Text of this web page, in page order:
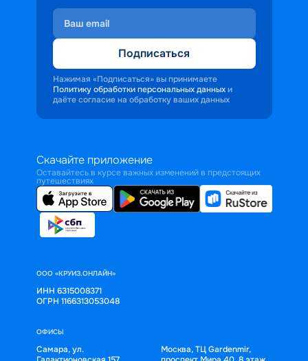
Подписаться
Нажимая «Подписаться» вы принимаете
Политику обработки персональных данных и
даёте согласие на обработку ваших данных
Скачайте приложение
Оставайтесь в курсе важных изменений в предстоящих
путешествиях
ООО «КРУИЗ.ОНЛАЙН»
ИНН 6315008371
ОГРН 1166313053048
ОФИСЫ
Самара, ул.
Москва, ТЦ Gardenmir,